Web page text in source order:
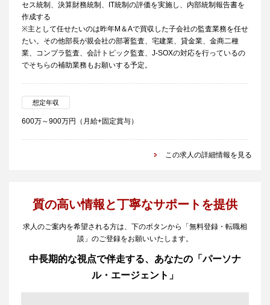
セス統制、決算財務統制、IT統制の評価を実施し、内部統制報告書を
作成する
※主として任せたいのは昨年M＆Aで買収した子会社の監査業務を任せ
たい。その他部長が親会社の部署監査、宅建業、貸金業、金商二種
業、コンプラ監査、会計トピック監査、J-SOXの対応を行っているの
でそちらの補助業務もお願いする予定。
想定年収
600万～900万円（月給+固定賞与）
この求人の詳細情報を見る
質の高い情報と丁寧なサポートを提供
求人のご案内を希望される方は、下のボタンから「無料登録・転職相
談」のご登録をお願いいたします。
中長期的な視点で伴走する、あなたの「パーソナ
ル・エージェント」